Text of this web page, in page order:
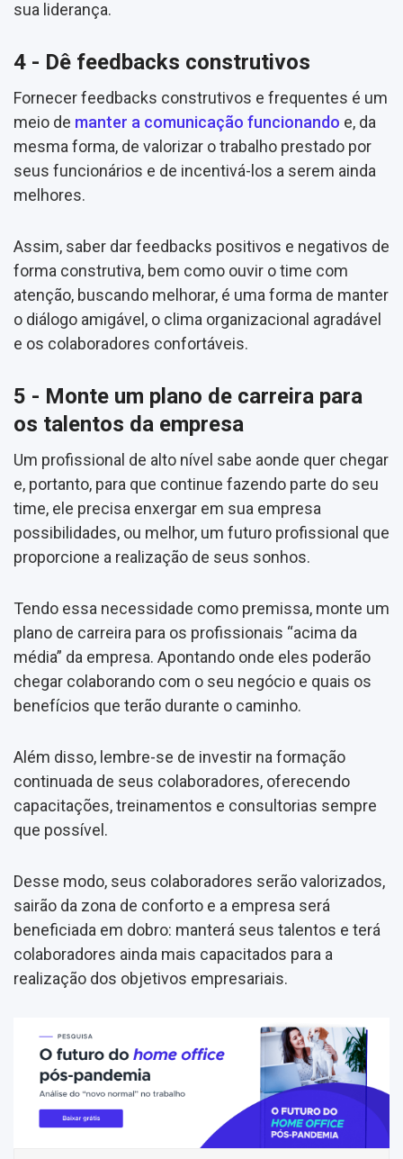
sua liderança.
4 - Dê feedbacks construtivos
Fornecer feedbacks construtivos e frequentes é um
meio de manter a comunicação funcionando e, da
mesma forma, de valorizar o trabalho prestado por
seus funcionários e de incentivá-los a serem ainda
melhores.
Assim, saber dar feedbacks positivos e negativos de
forma construtiva, bem como ouvir o time com
atenção, buscando melhorar, é uma forma de manter
o diálogo amigável, o clima organizacional agradável
e os colaboradores confortáveis.
5 - Monte um plano de carreira para
os talentos da empresa
Um profissional de alto nível sabe aonde quer chegar
e, portanto, para que continue fazendo parte do seu
time, ele precisa enxergar em sua empresa
possibilidades, ou melhor, um futuro profissional que
proporcione a realização de seus sonhos.
Tendo essa necessidade como premissa, monte um
plano de carreira para os profissionais “acima da
média” da empresa. Apontando onde eles poderão
chegar colaborando com o seu negócio e quais os
benefícios que terão durante o caminho.
Além disso, lembre-se de investir na formação
continuada de seus colaboradores, oferecendo
capacitações, treinamentos e consultorias sempre
que possível.
Desse modo, seus colaboradores serão valorizados,
sairão da zona de conforto e a empresa será
beneficiada em dobro: manterá seus talentos e terá
colaboradores ainda mais capacitados para a
realização dos objetivos empresariais.